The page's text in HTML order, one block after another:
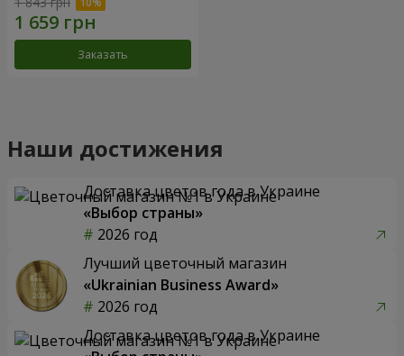
Заказать
Наши достижения
Доставка цветов года в Украине
«Выбор страны»
2026 год
Лучший цветочный магазин
«Ukrainian Business Award»
2026 год
Доставка цветов года в Украине